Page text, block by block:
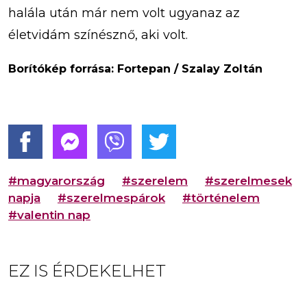
halála után már nem volt ugyanaz az
életvidám színésznő, aki volt.
Borítókép forrása: Fortepan / Szalay Zoltán
#magyarország #szerelem
#szerelmesek
napja
#szerelmespárok
#történelem
#valentin nap
EZ IS ÉRDEKELHET